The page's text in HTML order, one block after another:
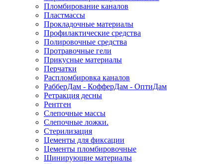
Пломбирование каналов
Пластмассы
Прокладочные материалы
Профилактические средства
Полировочные средства
Протравочные гели
Прикусные материалы
Перчатки
Распломбировка каналов
РабберДам - КофферДам - ОптиДам
Ретракция десны
Рентген
Слепочные массы
Слепочные ложки.
Стерилизация
Цементы для фиксации
Цементы пломбировочные
Шинирующие материалы